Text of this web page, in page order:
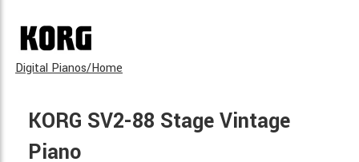
Digital Pianos/Home
KORG SV2-88 Stage Vintage
Piano